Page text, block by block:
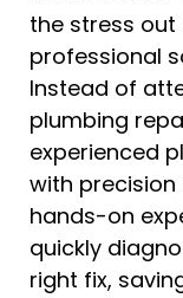
the stress
professional
Instead of
plumbing
experienced
with precision
hands-on
quickly
right fix,